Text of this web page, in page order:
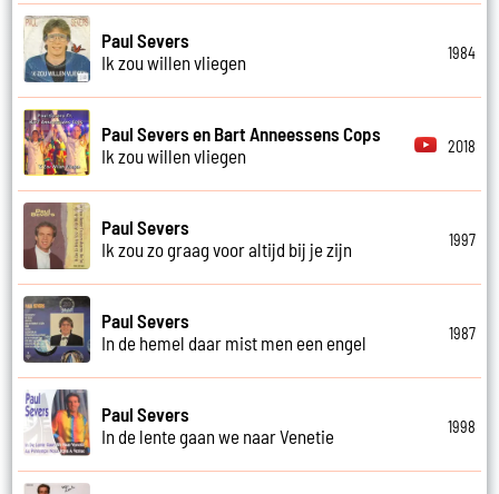
Paul Severs
Ik zou willen vliegen
1984
Paul Severs en Bart Anneessens Cops
Ik zou willen vliegen
2018
Paul Severs
Ik zou zo graag voor altijd bij je zijn
1997
Paul Severs
In de hemel daar mist men een engel
1987
Paul Severs
In de lente gaan we naar Venetie
1998